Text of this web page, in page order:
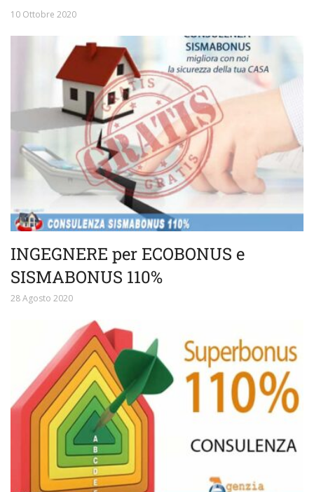
10 Ottobre 2020
INGEGNERE per ECOBONUS e
SISMABONUS 110%
28 Agosto 2020